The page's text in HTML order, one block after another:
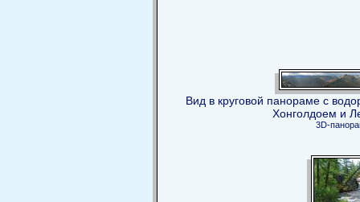
Вид в круговой панораме с
Хонголдоем и
3D-